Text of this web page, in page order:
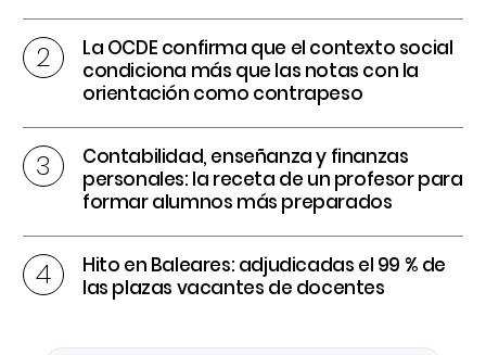
La OCDE confirma que el contexto social
condiciona más que las notas con la
orientación como contrapeso
Contabilidad, enseñanza y finanzas
personales: la receta de un profesor para
formar alumnos más preparados
Hito en Baleares: adjudicadas el 99 % de
las plazas vacantes de docentes